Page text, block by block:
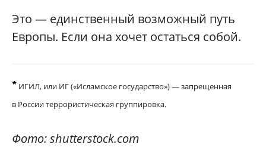
Это — единственный возможный путь
Европы. Если она хочет остаться собой.
* ИГИЛ, или ИГ («Исламское государство») — запрещенная
в России террористическая группировка.
Фото: shutterstock.com